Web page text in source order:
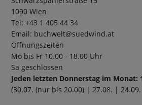
1090 Wien
Tel: +43 1 405 44 34
Email: buchwelt@suedwind.at
Öffnungszeiten
Mo bis Fr 10.00 - 18.00 Uhr
Sa geschlossen
Jeden letzten Donnerstag im Monat:
(30.07. (nur bis 20.00) | 27.08. |